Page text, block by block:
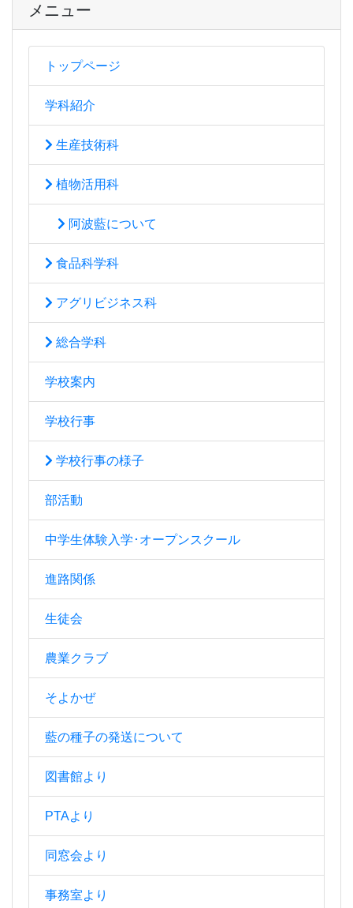
メニュー
トップページ
学科紹介
生産技術科
植物活用科
阿波藍について
食品科学科
アグリビジネス科
総合学科
学校案内
学校行事
学校行事の様子
部活動
中学生体験入学･オープンスクール
進路関係
生徒会
農業クラブ
そよかぜ
藍の種子の発送について
図書館より
PTAより
同窓会より
事務室より